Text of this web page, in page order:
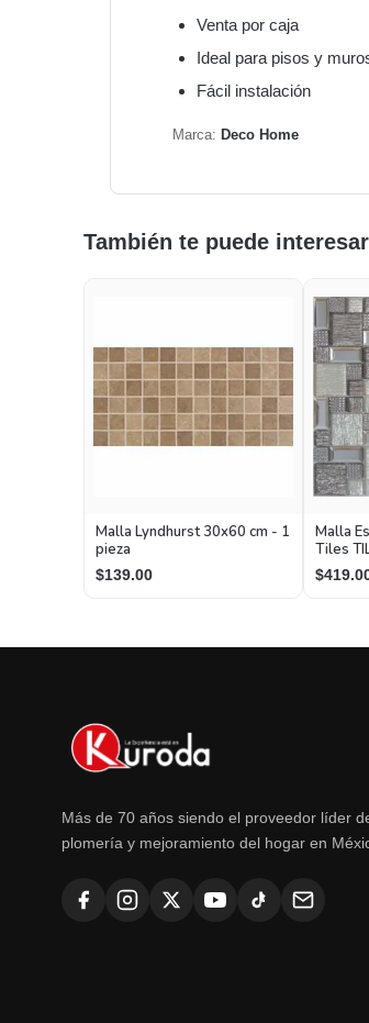
Venta por caja
Ideal para pisos y
Fácil instalación
Marca: Deco Home
También te puede interesar
Malla Lyndhurst 30x60 cm - 1
pieza
$139.00
Malla
Tiles
Más de 70 años siendo el proveedor líder
plomería y mejoramiento del hogar en